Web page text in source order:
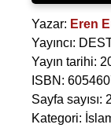
Yazar: Eren
Yayıncı:
Yayın tarihi:
ISBN:
Sayfa sayısı:
Kategori: